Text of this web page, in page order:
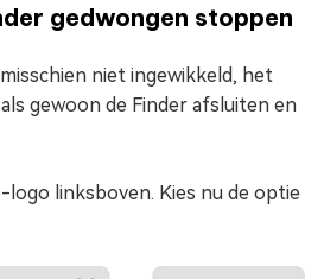
gedwongen stoppen
niet ingewikkeld, het
gewoon de Finder afsluiten en
logo linksboven. Kies nu de optie